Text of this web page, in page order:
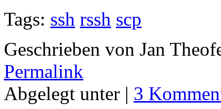
Tags: ssh rssh scp
Geschrieben von Jan
Permalink
Abgelegt unter | 3